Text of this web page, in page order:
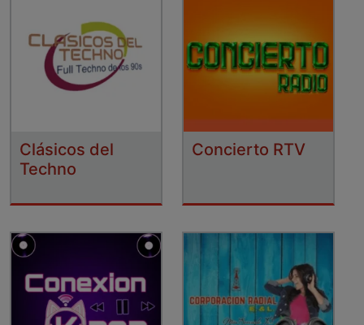
Clásicos del
Techno
Concierto RTV